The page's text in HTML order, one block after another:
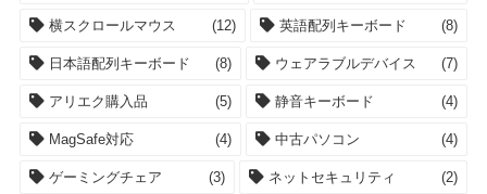
横スクロールマウス (12) 英語配列キーボード (8)
日本語配列キーボード (8) ウェアラブルデバイス (7)
アリエク購入品 (5) 静音キーボード (4)
MagSafe対応 (4) 中古パソコン (4)
ゲーミングチェア (3) ネットセキュリティ (2)